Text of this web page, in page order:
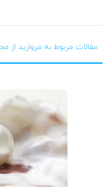
مقالات مربوط به مروارید